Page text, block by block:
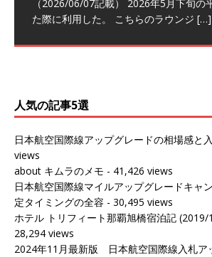
テイタスマッチ
（2026/06/07記載） 2026年5月下旬の
た際に利用した。 こちらのラウンジ […]
(2026/01)
（2026/03/18記載） 2026年1月、毎年
（2026/03/13記載） 2026年1月上旬に
人気の記事5選
日本航空国際線アップグレードの相場感と
views
about キムラのメモ - 41,426 views
日本航空国際線マイルアップグレードキャ
定タイミングの全容 - 30,495 views
ホテル トリフィート那覇旭橋宿泊記 (2019/
28,294 views
2024年11月最新版 日本航空国際線入札ア